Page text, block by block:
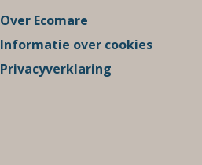
Over Ecomare
Informatie over cookies
Privacyverklaring